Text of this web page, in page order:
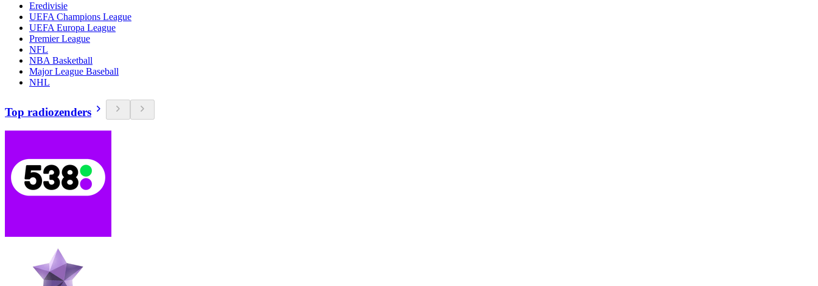
Eredivisie
UEFA Champions League
UEFA Europa League
Premier League
NFL
NBA Basketball
Major League Baseball
NHL
Top radiozenders